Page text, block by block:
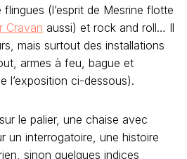
(l’esprit de Mesrine flotte
Cravan aussi) et rock and roll… Il
mais surtout des installations
armes à feu, bague et
l’exposition ci-dessous).
le palier, une chaise avec
un interrogatoire, une histoire
sinon quelques indices